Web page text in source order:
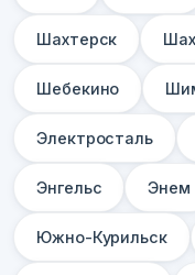
Шахтерск
Шебекино
Электросталь
Энгельс Энем
Южно-Курильск